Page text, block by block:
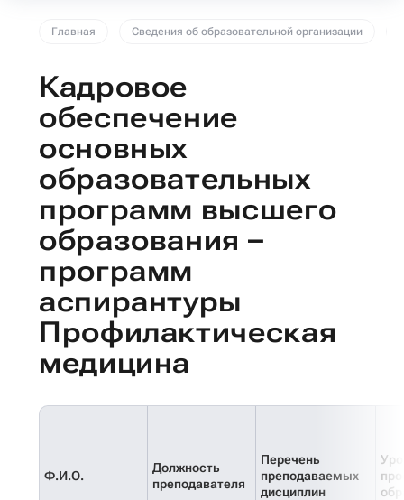
Главная Сведения об образовательной организации
Кадровое
обеспечение
основных
образовательных
программ высшего
образования –
программ
аспирантуры
Профилактическая
медицина
Ф.И.О.
Должность
преподавателя
Перечень
преподаваемых
дисциплин